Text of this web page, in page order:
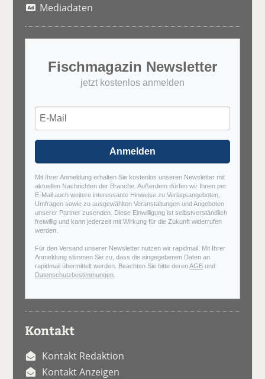
Mediadaten
Fischmagazin Newsletter
jetzt kostenlos anmelden
Anmelden
Mit Ihrer Anmeldung erhalten Sie kostenlos unseren Newsletter mit
aktuellen Nachrichten der Branche. Außerdem dürfen wir Ihnen per
E-Mail auch weitere interessante Hinweise zu Verlagsangeboten,
Umfragen sowie zu ausgewählten Veranstaltungen und Angeboten
unserer Partner zusenden. Diese Einwilligung ist selbstverständlich
freiwillig und kann jederzeit mit Wirkung für die Zukunft widerrufen
werden.
Für den Versand unserer Newsletter nutzen wir rapidmail. Mit Ihrer
Anmeldung stimmen Sie zu, dass die eingegebenen Daten an
rapidmail übermittelt werden. Beachten Sie bitte derenAGB und
Datenschutzbestimmungen
Kontakt
Kontakt Redaktion
Kontakt Anzeigen